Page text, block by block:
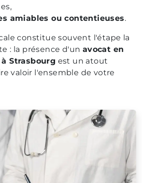
amiables ou contentieuses.
constitue souvent l'étape la
: la présence d'un avocat en
Strasbourg est un atout
valoir l'ensemble de votre